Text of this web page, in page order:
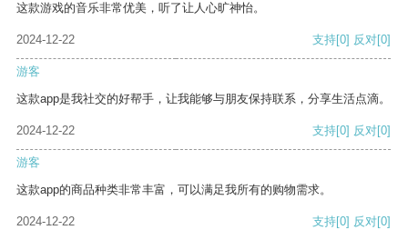
这款游戏的音乐非常优美，听了让人心旷神怡。
2024-12-22 支持[0] 反对[0]
游客
这款app是我社交的好帮手，让我能够与朋友保持联系，分享生活点滴。
2024-12-22 支持[0] 反对[0]
游客
这款app的商品种类非常丰富，可以满足我所有的购物需求。
2024-12-22 支持[0] 反对[0]